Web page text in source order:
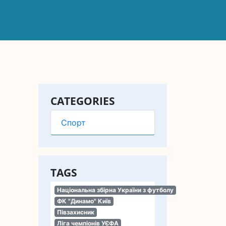
CATEGORIES
Спорт
TAGS
Національна збірна України з футболу
ФК "Динамо" Київ
Півзахисник
Ліга чемпіонів УЄФА